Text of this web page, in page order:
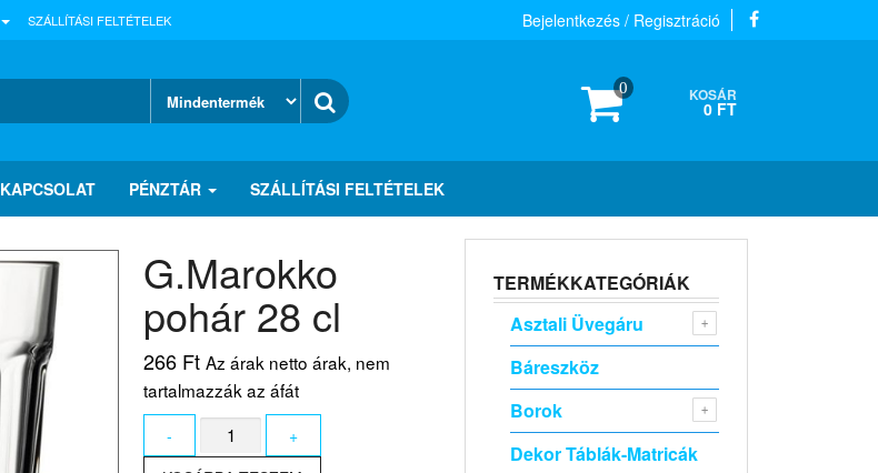
Bejelentkezés / Regisztráció
SZÁLLÍTÁSI FELTÉTELEK
0 KOSÁR
0 FT
KAPCSOLAT PÉNZTÁR SZÁLLÍTÁSI FELTÉTELEK
G.Marokko
pohár 28 cl
266 Ft Az árak netto árak, nem
tartalmazzák az áfát
-
G.Marokko
pohár
28
+
TERMÉKKATEGÓRIÁK
Asztali Üvegáru
Báreszköz
Borok
Dekor Táblák-Matricák